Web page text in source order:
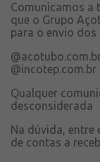
ESPAÇO DO CLIENTE
Produtos
Tubos de aço
Barras de Aço
Conexões e
Aços
Soluções
Comunicamos a
que o Grupo
para o envio dos
@incotep.com.br
Qualquer
desconsiderada
Na dúvida,
de contas a